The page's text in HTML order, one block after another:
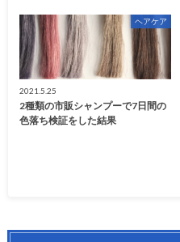
ヘアケア
2021.5.25
2種類の市販シャンプーで7日間の
色落ち検証をした結果